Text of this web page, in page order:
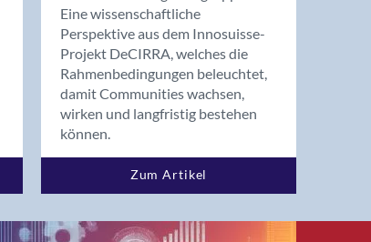
Eine wissenschaftliche
Perspektive aus dem Innosuisse-
Projekt DeCIRRA, welches die
Rahmenbedingungen beleuchtet,
damit Communities wachsen,
wirken und langfristig bestehen
können.
Zum Artikel